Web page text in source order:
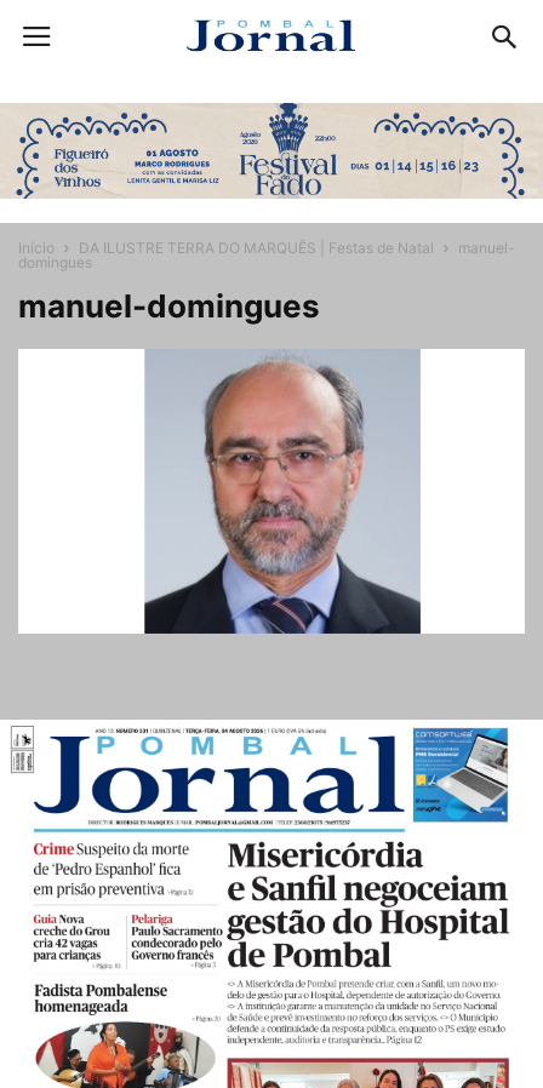
Início DA ILUSTRE TERRA DO MARQUÊS | Festas de Natal
manuel-
domingues
manuel-domingues